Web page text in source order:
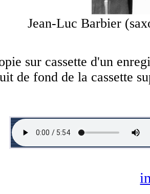
Jean-Luc Barbier
sur cassette d'un
de fond de la cassette